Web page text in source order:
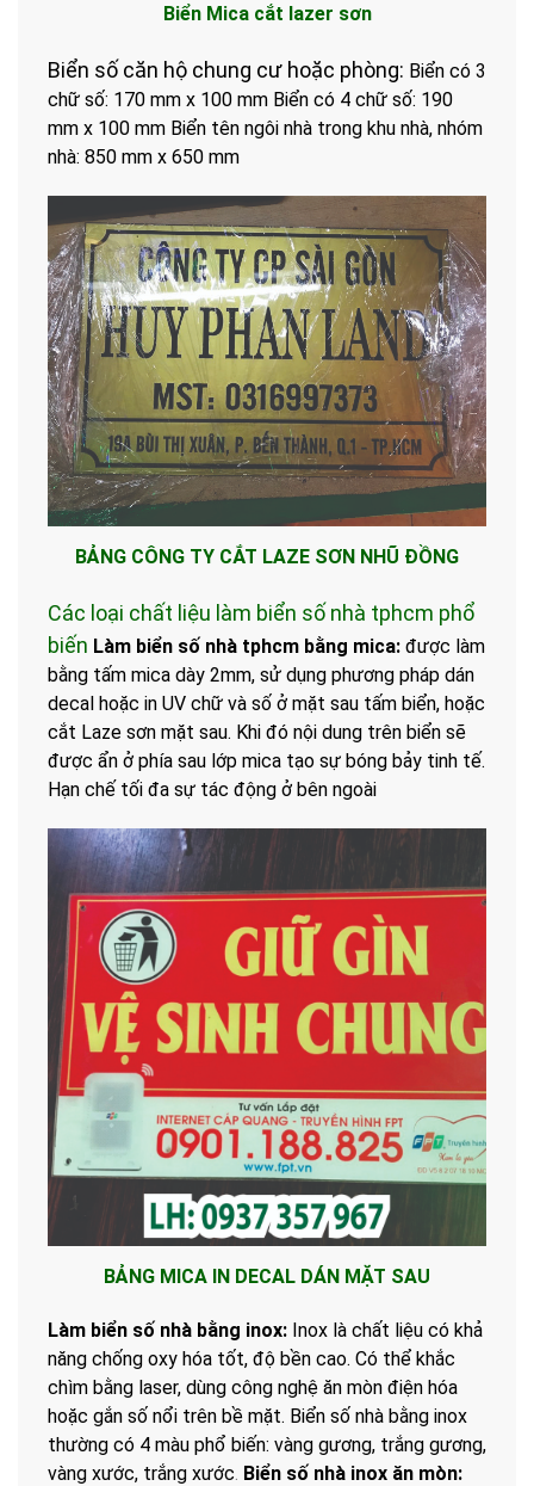
Biển Mica cắt lazer sơn
Biển số căn hộ chung cư hoặc phòng: Biển có 3
chữ số: 170 mm x 100 mm Biển có 4 chữ số: 190
mm x 100 mm Biển tên ngôi nhà trong khu nhà, nhóm
nhà: 850 mm x 650 mm
BẢNG CÔNG TY CẮT LAZE SƠN NHŨ ĐỒNG
Các loại chất liệu làm biển số nhà tphcm phổ
biến Làm biển số nhà tphcm bằng mica: được làm
bằng tấm mica dày 2mm, sử dụng phương pháp dán
decal hoặc in UV chữ và số ở mặt sau tấm biển, hoặc
cắt Laze sơn mặt sau. Khi đó nội dung trên biển sẽ
được ẩn ở phía sau lớp mica tạo sự bóng bảy tinh tế.
Hạn chế tối đa sự tác động ở bên ngoài
BẢNG MICA IN DECAL DÁN MẶT SAU
Làm biển số nhà bằng inox: Inox là chất liệu có khả
năng chống oxy hóa tốt, độ bền cao. Có thể khắc
chìm bằng laser, dùng công nghệ ăn mòn điện hóa
hoặc gắn số nổi trên bề mặt. Biển số nhà bằng inox
thường có 4 màu phổ biến: vàng gương, trắng gương,
vàng xước, trắng xước Biển số nhà inox ăn mòn: